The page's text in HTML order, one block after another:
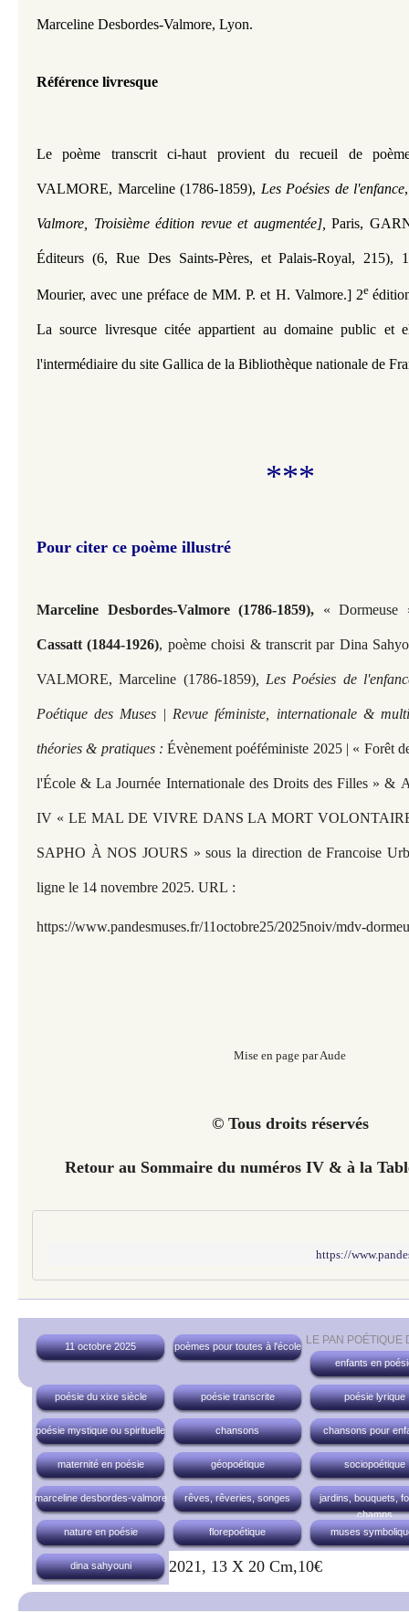
Marceline Desbordes-Valmore, Lyon.
Référence livresque
Le poème transcrit ci-haut provient du recueil de
VALMORE, Marceline (1786-1859), Les Poésies de l'enfance
Valmore, Troisième édition revue et augmentée], Paris,
Éditeurs (6, Rue Des Saints-Pères, et Palais-Royal, 215),
Mourier, avec une préface de MM. P. et H. Valmore.] 2e
La source livresque citée appartient au domaine public et
l'intermédiaire du site Gallica de la Bibliothèque nationale de
***
Pour citer ce poème illustré
Marceline Desbordes-Valmore (1786-1859), «
Cassatt (1844-1926), poème choisi & transcrit par Dina
VALMORE, Marceline (1786-1859), Les Poésies de
Poétique des Muses | Revue féministe, internationale &
théories & pratiques :Évènement poéféministe 2025 | « Forêt
l'École & La Journée Internationale des Droits des Filles » &
IV « LE MAL DE VIVRE DANS LA MORT
SAPHO À NOS JOURS » sous la direction de Francoise
ligne le 14 novembre 2025. URL :
https://www.pandesmuses.fr/11octobre25/2025noiv/mdv-
Mise en page par Aude
© Tous droits réservés
Retour au Sommaire du numéros IV & à la
https://
LE PAN POÉTIQUE
11 octobre 2025
poèmes pour toutes à l'école
enfants en
poésie du xixe siècle poésie transcrite poésie lyrique
poésie mystique ou spirituelle chansons chansons pour
maternité en poésie géopoétique sociopoétique
marceline desbordes-valmore rêves, rêveries, songes
jardins, bouquets,
champs
nature en poésie
florepoétique muses
dina sahyouni 2021, 13 X 20 Cm,10€